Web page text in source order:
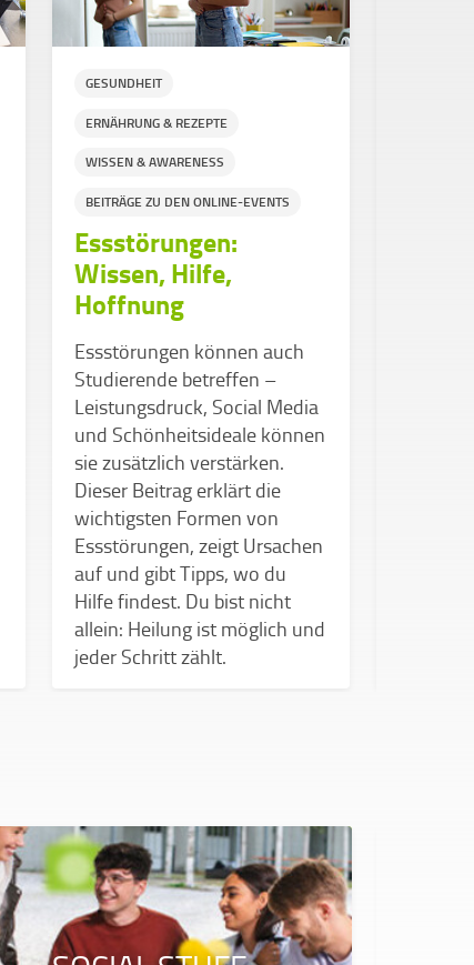
GESUNDHEIT
ERNÄHRUNG & REZEPTE
WISSEN & AWARENESS
BEITRÄGE ZU DEN ONLINE-EVENTS
Essstörungen:
Wissen, Hilfe,
Hoffnung
Essstörungen können auch
Studierende betreffen –
Leistungsdruck, Social Media
und Schönheitsideale können
sie zusätzlich verstärken.
Dieser Beitrag erklärt die
wichtigsten Formen von
Essstörungen, zeigt Ursachen
auf und gibt Tipps, wo du
Hilfe findest. Du bist nicht
allein: Heilung ist möglich und
jeder Schritt zählt.